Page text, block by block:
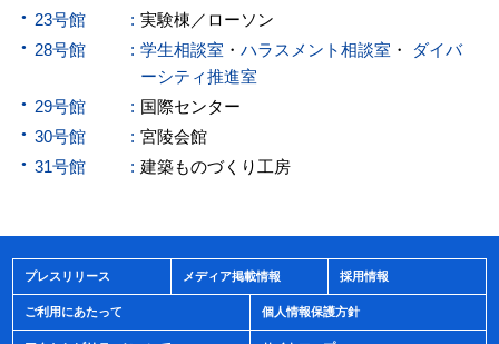
23号館
実験棟／ローソン
28号館
学生相談室 ・ ハラスメント相談室 ・
ダイバ
ーシティ推進室
29号館
国際センター
30号館
宮陵会館
31号館
建築ものづくり工房
プレスリリース メディア掲載情報 採用情報
ご利用にあたって 個人情報保護方針